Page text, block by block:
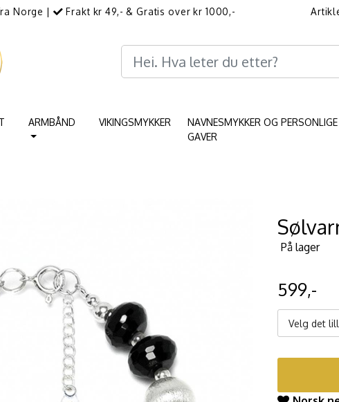
Norge | Frakt kr 49,- & Gratis over kr 1000,-
ARMBÅND VIKINGSMYKKER
NAVNESMYKKER OG PERSONLIGE
GAVER
På lager
599,-
Velg det